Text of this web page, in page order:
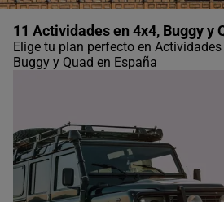
11 Actividades en 4x4, Buggy y
Elige tu plan perfecto en Actividades
Buggy y Quad en España